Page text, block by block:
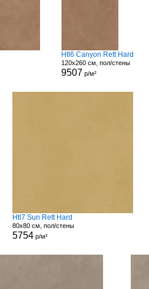
Htl6 Canyon Rett Hard
120x260 см, пол/стены
9507 р/м²
Htl7 Sun Rett Hard
80x80 см, пол/стены
5754р/м²